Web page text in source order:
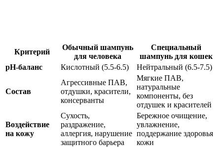
Критерий
Обычный шампунь
для человека
Специальный
шампунь для кошек
pH-баланс
Кислотный (5.5-6.5) Нейтральный (6.5-7.5)
Состав
Агрессивные ПАВ,
отдушки, красители,
консерванты
Мягкие ПАВ,
натуральные
компоненты, без
отдушек и красителей
Воздействие
на кожу
Сухость,
раздражение,
аллергия, нарушение
защитного барьера
Бережное очищение,
увлажнение,
поддержание здоровья
кожи